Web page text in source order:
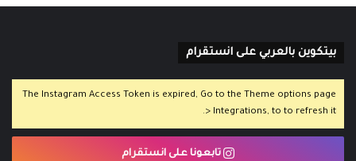
بيتكوين بالعربي على انستقرام
The Instagram Access Token is expired, Go to the Theme options page
> Integrations, to to refresh it.
تابعونا على انستقرام